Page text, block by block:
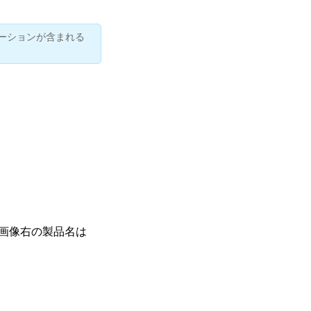
ションが含まれる
像右の製品名は